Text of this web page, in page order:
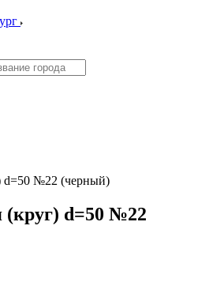
d=50 №22 (черный)
(круг) d=50 №22